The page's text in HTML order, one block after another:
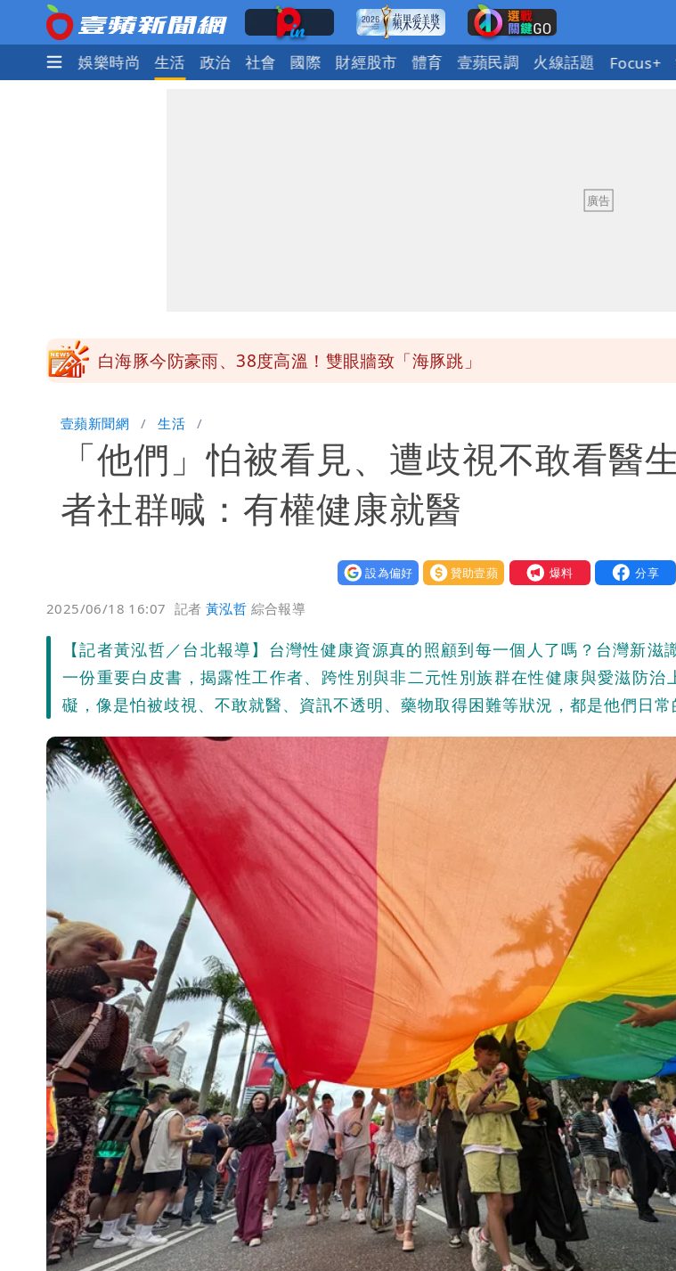
熱門 娛樂時尚 生活 政治 社會 國際 財經股市 體育 壹蘋民調 火線話題 Focus+
白海豚今防豪雨、38度高溫！雙眼牆致「海豚跳」
名醫「掛蔣萬安布條」被出征！他大笑：每天看診到半夜
慈濟爆世紀大騙局 AIT發文高級酸！他笑：真的很會
王世堅抱兒舊照曝光！網友驚：年輕是大帥哥
壹蘋新聞網 生活
「他們」怕被看見、遭歧視不敢看
者社群喊：有權健康就醫
設為偏好 贊助壹蘋 我要爆料
2025/06/18 16:07 記者黃泓哲 綜合報導
【記者黃泓哲／台北報導】台灣性健康資源真的照顧到每一個人了嗎？台灣新滋
一份重要白皮書，揭露性工作者、跨性別與非二元性別族群在性健康與愛滋防治
礙，像是怕被歧視、不敢就醫、資訊不透明、藥物取得困難等狀況，都是他們日常